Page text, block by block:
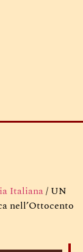
Italiana/ UN
nell’Ottocento